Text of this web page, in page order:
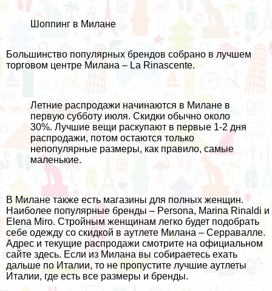
Шоппинг в Милане
Большинство популярных брендов собрано в лучшем
торговом центре Милана – La Rinascente.
Летние распродажи начинаются в Милане в
первую субботу июля. Скидки обычно около
30%. Лучшие вещи раскупают в первые 1-2 дня
распродажи, потом остаются только
непопулярные размеры, как правило, самые
маленькие.
В Милане также есть магазины для полных женщин.
Наиболее популярные бренды – Persona, Marina Rinaldi и
Elena Miro. Стройным женщинам легко будет подобрать
себе одежду со скидкой в аутлете Милана – Серравалле.
Адрес и текущие распродажи смотрите на официальном
сайте здесь. Если из Милана вы собираетесь ехать
дальше по Италии, то не пропустите лучшие аутлеты
Италии, где есть все размеры и бренды.